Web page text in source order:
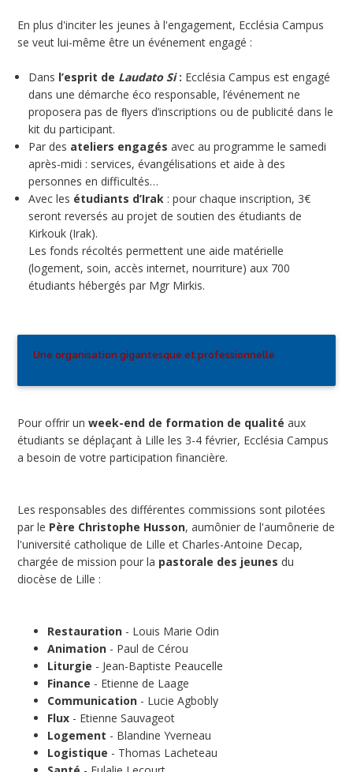
En plus d'inciter les jeunes à l'engagement, Ecclésia Campus
se veut lui-même être un événement engagé :
Dans l’esprit de Laudato Si: Ecclésia Campus est engagé
dans une démarche éco responsable, l’événement ne
proposera pas de ﬂyers d’inscriptions ou de publicité dans le
kit du participant.
Par des ateliers engagés avec au programme le samedi
après-midi : services, évangélisations et aide à des
personnes en difficultés…
Avec les étudiants d’Irak : pour chaque inscription, 3€
seront reversés au projet de soutien des étudiants de
Kirkouk (Irak).
Les fonds récoltés permettent une aide matérielle
(logement, soin, accès internet, nourriture) aux 700
étudiants hébergés par Mgr Mirkis.
Une organisation gigantesque et professionnelle
Pour offrir un week-end de formation de qualité aux
étudiants se déplaçant à Lille les 3-4 février, Ecclésia Campus
a besoin de votre participation financière.
Les responsables des différentes commissions sont pilotées
par le Père Christophe Husson, aumônier de l'aumônerie de
l'université catholique de Lille et Charles-Antoine Decap,
‎chargée de mission pour la pastorale des jeunes du
diocèse de Lille :
Restauration - Louis Marie Odin
Animation - Paul de Cérou
Liturgie - Jean-Baptiste Peaucelle
Finance - Etienne de Laage
Communication - Lucie Agbobly
Flux - Etienne Sauvageot
Logement - Blandine Yverneau
Logistique - Thomas Lacheteau